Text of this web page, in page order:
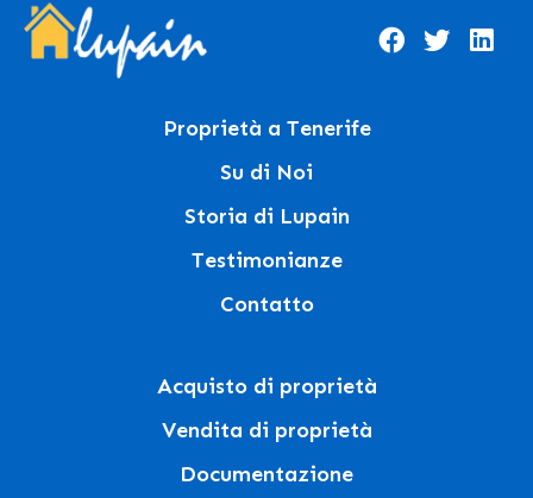
Proprietà a Tenerife
Su di Noi
Storia di Lupain
Testimonianze
Contatto
Acquisto di proprietà
Vendita di proprietà
Documentazione